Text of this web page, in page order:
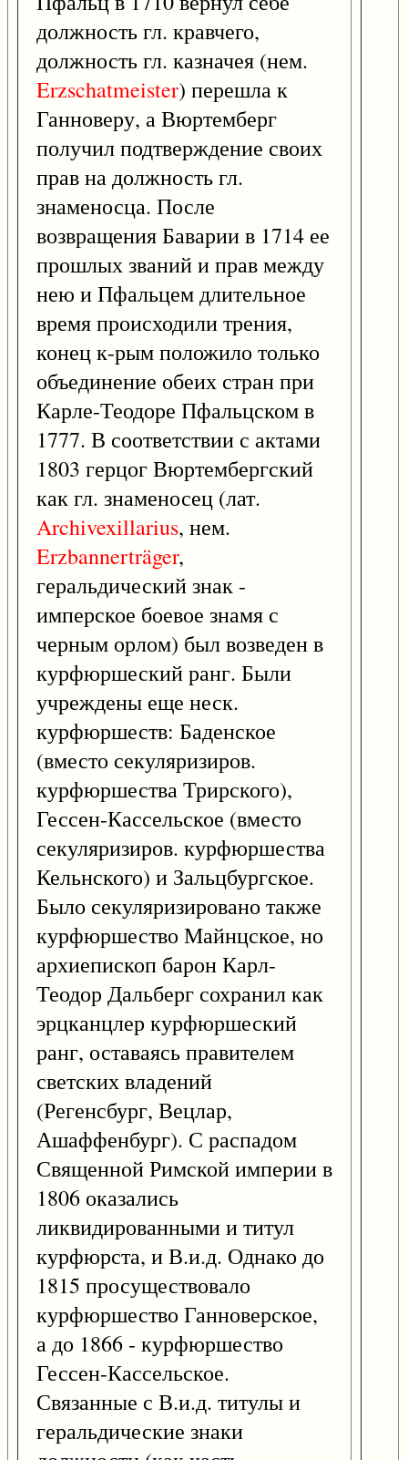
должность гл. кравчего,
должность гл. казначея (нем.
Erzschatmeister) перешла к
Ганноверу, а Вюртемберг
получил подтверждение своих
прав на должность гл.
знаменосца. После
возвращения Баварии в 1714 ее
прошлых званий и прав между
нею и Пфальцем длительное
время происходили трения,
конец к-рым положило только
объединение обеих стран при
Карле-Теодоре Пфальцском в
1777. В соответствии с актами
1803 герцог Вюртембергский
как гл. знаменосец (лат.
Archivexillarius, нем.
Erzbannerträger,
геральдический знак -
имперское боевое знамя с
черным орлом) был возведен в
курфюршеский ранг. Были
учреждены еще неск.
курфюршеств: Баденское
(вместо секуляризиров.
курфюршества Трирского),
Гессен-Кассельское (вместо
секуляризиров. курфюршества
Кельнского) и Зальцбургское.
Было секуляризировано также
курфюршество Майнцское, но
архиепископ барон Карл-
Теодор Дальберг сохранил как
эрцканцлер курфюршеский
ранг, оставаясь правителем
светских владений
(Регенсбург, Вецлар,
Ашаффенбург). С распадом
Священной Римской империи в
1806 оказались
ликвидированными и титул
курфюрста, и В.и.д. Однако до
1815 просуществовало
курфюршество Ганноверское,
а до 1866 - курфюршество
Гессен-Кассельское.
Связанные с В.и.д. титулы и
геральдические знаки